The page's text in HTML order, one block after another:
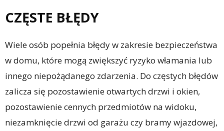
CZĘSTE BŁĘDY
Wiele osób popełnia błędy w zakresie bezpieczeństwa
w domu, które mogą zwiększyć ryzyko włamania lub
innego niepożądanego zdarzenia. Do częstych błędów
zalicza się pozostawienie otwartych drzwi i okien,
pozostawienie cennych przedmiotów na widoku,
niezamknięcie drzwi od garażu czy bramy wjazdowej,